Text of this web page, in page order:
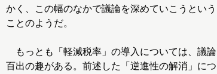
かく、この幅のなかで議論を深めていこうという
ことのようだ。
もっとも「軽減税率」の導入については、議論
百出の趣がある。前述した「逆進性の解消」につ